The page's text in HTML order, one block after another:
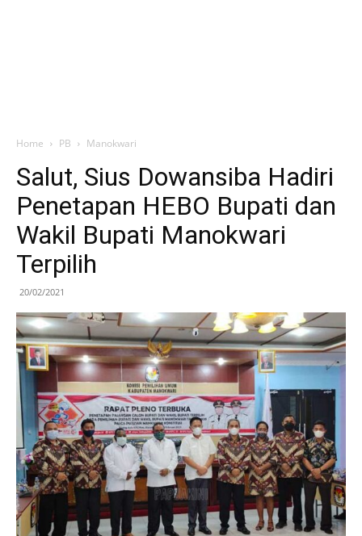
Home PB Manokwari
Salut, Sius Dowansiba Hadiri
Penetapan HEBO Bupati dan
Wakil Bupati Manokwari
Terpilih
20/02/2021